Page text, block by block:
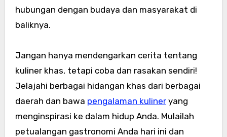
hubungan dengan budaya dan masyarakat di
baliknya.
Jangan hanya mendengarkan cerita tentang
kuliner khas, tetapi coba dan rasakan sendiri!
Jelajahi berbagai hidangan khas dari berbagai
daerah dan bawa pengalaman kulineryang
menginspirasi ke dalam hidup Anda. Mulailah
petualangan gastronomi Anda hari ini dan